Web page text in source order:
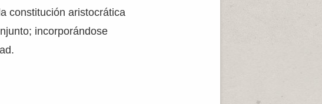
constitución aristocrática
incorporándose